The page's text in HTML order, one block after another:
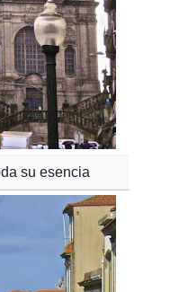
su esencia